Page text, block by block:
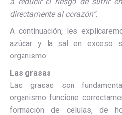
directamente al corazón”.
A continuación, les
azúcar y la sal en exceso
organismo:
Las grasas
Las grasas son
organismo funcione
formación de células, de